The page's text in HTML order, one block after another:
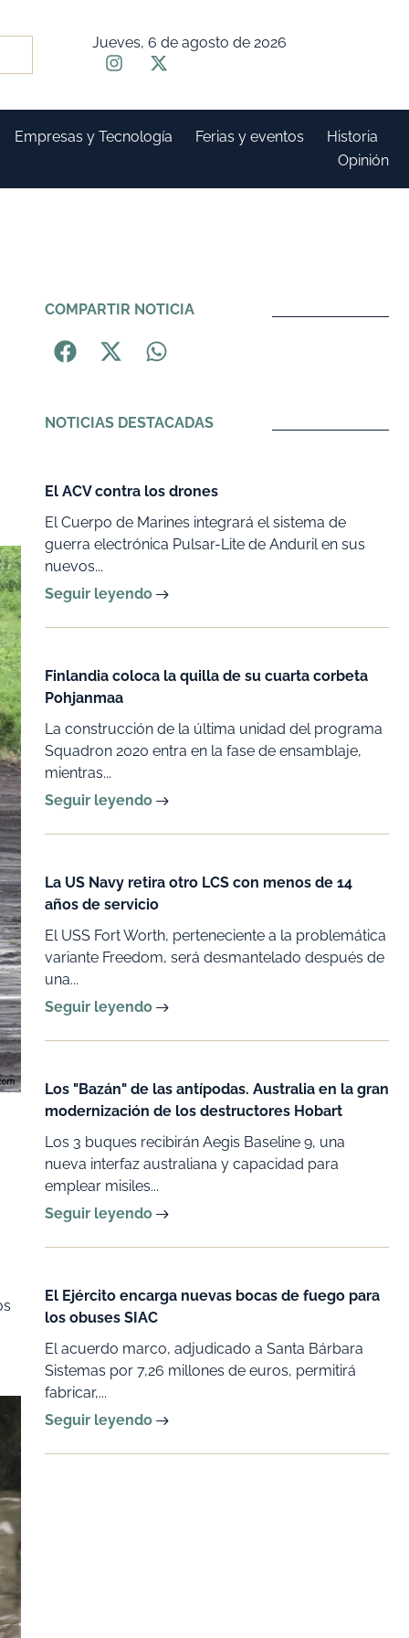
Jueves, 6 de agosto de 2026
Empresas y Tecnología Ferias y eventos
Historia
Opinión
COMPARTIR NOTICIA
NOTICIAS DESTACADAS
El ACV contra los drones
El Cuerpo de Marines integrará el sistema de
guerra electrónica Pulsar-Lite de Anduril en sus
nuevos...
Seguir leyendo
Finlandia coloca la quilla de su cuarta corbeta
Pohjanmaa
La construcción de la última unidad del programa
Squadron 2020 entra en la fase de ensamblaje,
mientras...
Seguir leyendo
La US Navy retira otro LCS con menos de 14
años de servicio
El USS Fort Worth, perteneciente a la problemática
variante Freedom, será desmantelado después de
una...
Seguir leyendo
Los "Bazán" de las antípodas. Australia en la gran
modernización de los destructores Hobart
Los 3 buques recibirán Aegis Baseline 9, una
nueva interfaz australiana y capacidad para
emplear misiles...
Seguir leyendo
El Ejército encarga nuevas bocas de fuego para
los obuses SIAC
El acuerdo marco, adjudicado a Santa Bárbara
Sistemas por 7,26 millones de euros, permitirá
fabricar,...
Seguir leyendo